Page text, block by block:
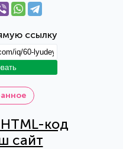
код
сайт
ссылку